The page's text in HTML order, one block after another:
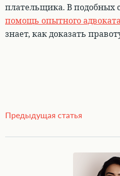
плательщика. В подобных
помощь опытного
знает, как доказать
Предыдущая статья